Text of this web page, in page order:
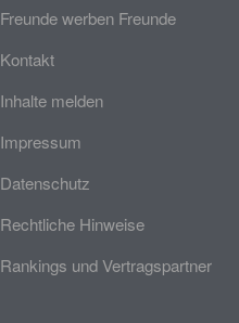
Freunde werben Freunde
Kontakt
Inhalte melden
Impressum
Datenschutz
Rechtliche Hinweise
Rankings und Vertragspartner